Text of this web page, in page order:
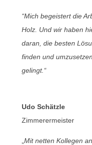
“Mich begeistert die
Holz. Und wir haben
daran, die besten
finden und
gelingt.“
Udo Schätzle
Zimmerermeister
Mit netten Kollegen